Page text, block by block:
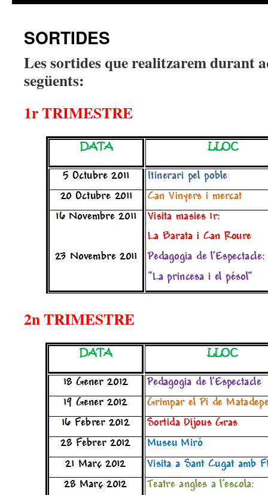
SORTIDES
Les sortides que realitzarem durant
següents:
1r TRIMESTRE
2n TRIMESTRE